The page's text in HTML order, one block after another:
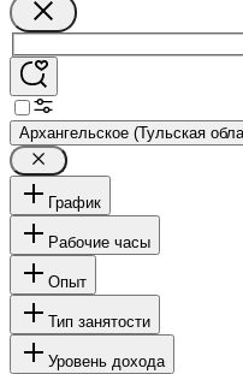
Архангельское (Тульская
График
Рабочие часы
Опыт
Тип занятости
Уровень дохода